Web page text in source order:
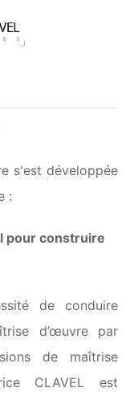
s'est développée
:
pour construire
de conduire
d’œuvre par
de maîtrise
CLAVEL est